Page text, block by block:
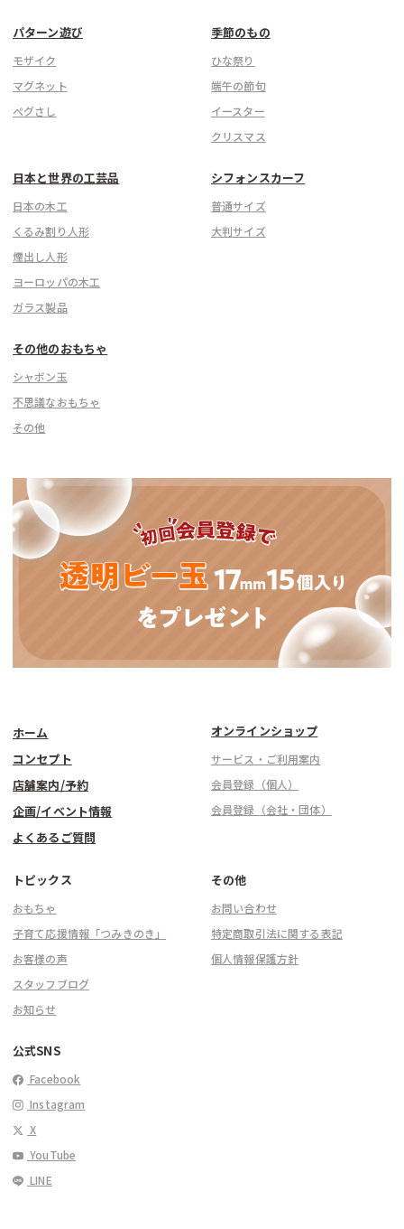
パターン遊び
モザイク
マグネット
ぺグさし
季節のもの
ひな祭り
端午の節句
イースター
クリスマス
日本と世界の工芸品
日本の木工
くるみ割り人形
煙出し人形
ヨーロッパの木工
ガラス製品
シフォンスカーフ
普通サイズ
大判サイズ
その他のおもちゃ
シャボン玉
不思議なおもちゃ
その他
ホーム
コンセプト
店舗案内/予約
企画/イベント情報
よくあるご質問
オンラインショップ
サービス・ご利用案内
会員登録（個人）
会員登録（会社・団体）
トピックス
おもちゃ
子育て応援情報「つみきのき」
お客様の声
スタッフブログ
お知らせ
その他
お問い合わせ
特定商取引法に関する表記
個人情報保護方針
公式SNS
Facebook
Instagram
X
YouTube
LINE